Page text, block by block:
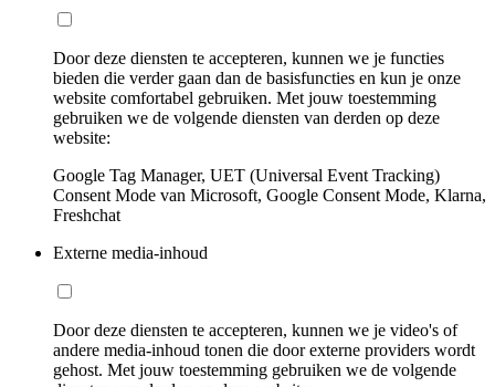
Door deze diensten te accepteren, kunnen we je functies
bieden die verder gaan dan de basisfuncties en kun je onze
website comfortabel gebruiken. Met jouw toestemming
gebruiken we de volgende diensten van derden op deze
website:
Google Tag Manager, UET (Universal Event Tracking)
Consent Mode van Microsoft, Google Consent Mode, Klarna,
Freshchat
Externe media-inhoud
Door deze diensten te accepteren, kunnen we je video's of
andere media-inhoud tonen die door externe providers wordt
gehost. Met jouw toestemming gebruiken we de volgende